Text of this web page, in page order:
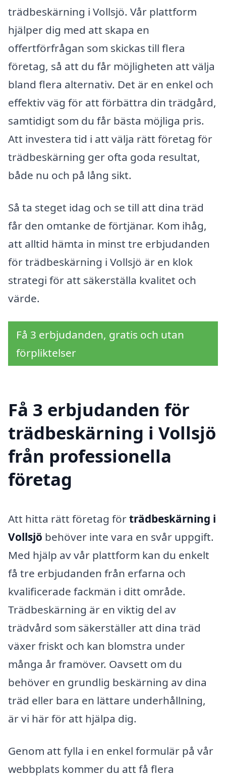
trädbeskärning i Vollsjö. Vår plattform
hjälper dig med att skapa en
offertförfrågan som skickas till flera
företag, så att du får möjligheten att välja
bland flera alternativ. Det är en enkel och
effektiv väg för att förbättra din trädgård,
samtidigt som du får bästa möjliga pris.
Att investera tid i att välja rätt företag för
trädbeskärning ger ofta goda resultat,
både nu och på lång sikt.
Så ta steget idag och se till att dina träd
får den omtanke de förtjänar. Kom ihåg,
att alltid hämta in minst tre erbjudanden
för trädbeskärning i Vollsjö är en klok
strategi för att säkerställa kvalitet och
värde.
Få 3 erbjudanden, gratis och utan
förpliktelser
Få 3 erbjudanden för
trädbeskärning i Vollsjö
från professionella
företag
Att hitta rätt företag förträdbeskärning i
Vollsjö behöver inte vara en svår uppgift.
Med hjälp av vår plattform kan du enkelt
få tre erbjudanden från erfarna och
kvalificerade fackmän i ditt område.
Trädbeskärning är en viktig del av
trädvård som säkerställer att dina träd
växer friskt och kan blomstra under
många år framöver. Oavsett om du
behöver en grundlig beskärning av dina
träd eller bara en lättare underhållning,
är vi här för att hjälpa dig.
Genom att fylla i en enkel formulär på vår
webbplats kommer du att få flera